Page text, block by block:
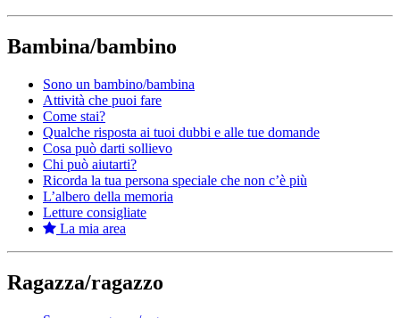
Bambina/bambino
Sono un bambino/bambina
Attività che puoi fare
Come stai?
Qualche risposta ai tuoi dubbi e alle tue domande
Cosa può darti sollievo
Chi può aiutarti?
Ricorda la tua persona speciale che non c’è più
L’albero della memoria
Letture consigliate
La mia area
Ragazza/ragazzo